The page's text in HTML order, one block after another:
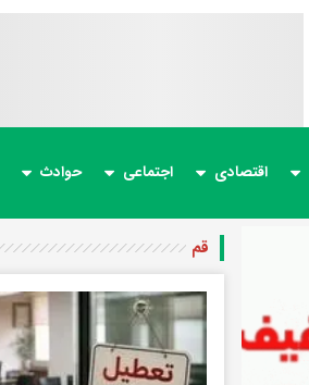
اقتصادی اجتماعی حوادث
قم